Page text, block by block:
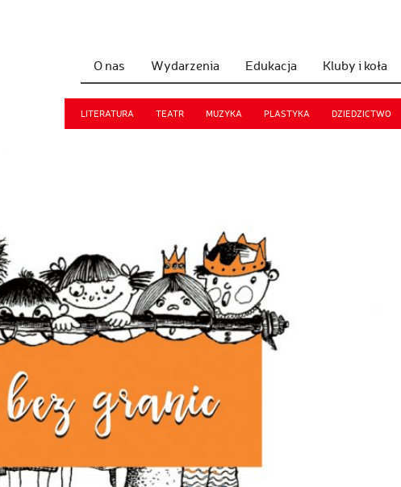
O nas Wydarzenia Edukacja Kluby i koła
LITERATURA TEATR MUZYKA PLASTYKA DZIEDZICTWO